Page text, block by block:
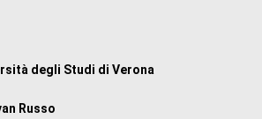
degli Studi di Verona
Russo